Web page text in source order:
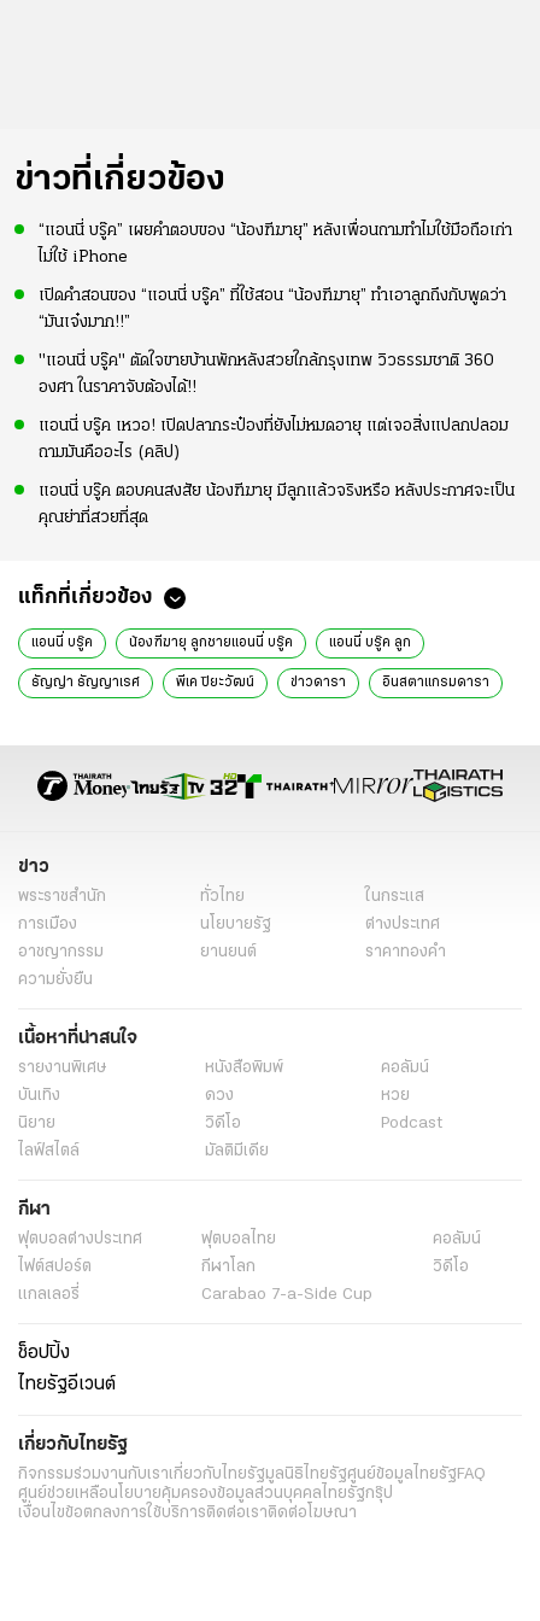
ข่าวที่เกี่ยวข้อง
“แอนนี่ บรู๊ค” เผยคำตอบของ “น้องฑีฆายุ” หลังเพื่อนถามทำไมใช้มือถือเก่า
ไม่ใช้ iPhone
เปิดคำสอนของ “แอนนี่ บรู๊ค” ที่ใช้สอน “น้องฑีฆายุ” ทำเอาลูกถึงกับพูดว่า
“มันเจ๋งมาก!!”
"แอนนี่ บรู๊ค" ตัดใจขายบ้านพักหลังสวยใกล้กรุงเทพ วิวธรรมชาติ 360
องศา ในราคาจับต้องได้!!
แอนนี่ บรู๊ค เหวอ! เปิดปลากระป๋องที่ยังไม่หมดอายุ แต่เจอสิ่งแปลกปลอม
ถามมันคืออะไร (คลิป)
แอนนี่ บรู๊ค ตอบคนสงสัย น้องฑีฆายุ มีลูกแล้วจริงหรือ หลังประกาศจะเป็น
คุณย่าที่สวยที่สุด
แท็กที่เกี่ยวข้อง
แอนนี่ บรู๊ค น้องฑีฆายุ ลูกชายแอนนี่ บรู๊ค แอนนี่ บรู๊ค ลูก
ธัญญ่า ธัญญาเรศ พีเค ปิยะวัฒน์ ข่าวดารา อินสตาแกรมดารา
ข่าว
พระราชสำนัก ทั่วไทย
ในกระแส
การเมือง
นโยบายรัฐ
ต่างประเทศ
อาชญากรรม
ยานยนต์
ราคาทองคำ
ความยั่งยืน
เนื้อหาที่น่าสนใจ
รายงานพิเศษ หนังสือพิมพ์
คอลัมน์
บันเทิง
ดวง
หวย
นิยาย
วิดีโอ
Podcast
ไลฟ์สไตล์
มัลติมีเดีย
กีฬา
ฟุตบอลต่่างประเทศ ฟุตบอลไทย
คอลัมน์
ไฟต์สปอร์ต
กีฬาโลก
วิดีโอ
แกลเลอรี่
Carabao 7-a-Side Cup
ช็อปปิ้ง
ไทยรัฐอีเวนต์
เกี่ยวกับไทยรัฐ
กิจกรรมร่วมงานกับเราเกี่ยวกับไทยรัฐมูลนิธิไทยรัฐศูนย์ข้อมูลไทยรัฐFAQ
ศูนย์ช่วยเหลือนโยบายคุ้มครองข้อมูลส่วนบุคคลไทยรัฐกรุ๊ป
เงื่อนไขข้อตกลงการใช้บริการติดต่อเราติดต่อโฆษณา